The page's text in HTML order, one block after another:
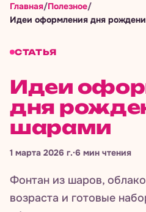
Главная/Полезное/
Идеи оформления дня
СТАТЬЯ
Идеи
дня
шарами
1 марта 2026 г.·6 мин чтения
Фонтан из шаров,
возраста и готовые